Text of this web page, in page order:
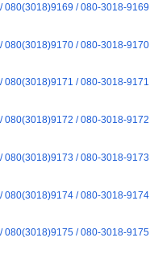
080(3018)9169 / 080-3018-9169
080(3018)9170 / 080-3018-9170
080(3018)9171 / 080-3018-9171
080(3018)9172 / 080-3018-9172
080(3018)9173 / 080-3018-9173
080(3018)9174 / 080-3018-9174
080(3018)9175 / 080-3018-9175